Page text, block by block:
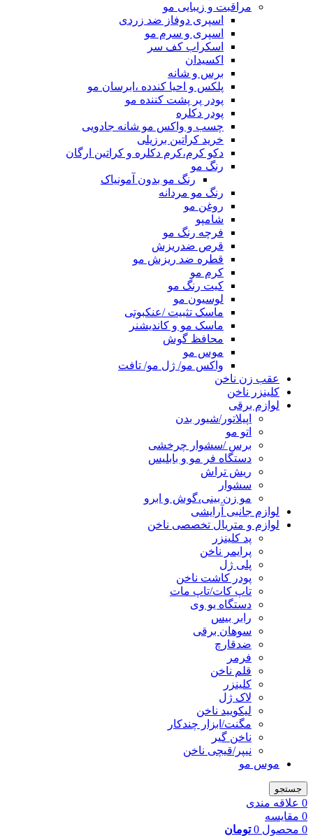
مراقبت و زیبایی مو
اسپری دوفاز ضد زردی
اسپری و سرم مو
اسکراب کف سر
اکسیدان
برس و شانه
پلکس و احیا کندده ،ابرسان مو
پودر پر پشت کننده مو
پودر دکلره
چسب و واکس مو شانه جادویی
خرید کراتین برزیلی
دکو کرم،کرم دکلره و کراتین ارگان
رنگ مو
رنگ مو بدون آمونیاک
رنگ مو مردانه
روغن مو
شامپو
فرچه رنگ مو
قرص ضدریزش
قطره ضد ریزش مو
کرم مو
کیت رنگ مو
لوسیون مو
ماسک تثبیت /عنکبوتی
ماسک مو و کاندیشنر
محافظ گوش
موس مو
واکس مو/ ژل مو/ تافت
عقب زن ناخن
کلینزر ناخن
لوازم برقی
اپیلاتور/شیور بدن
اتو مو
برس /سشوار چرخشی
دستگاه فر مو و بابلیس
ریش تراش
سشوار
مو زن بینی،گوش و ابرو
لوازم جانبی آرایشی
لوازم و متریال تخصصی ناخن
پد کلینزر
پرایمر ناخن
پلی ژل
پودر کاشت ناخن
تاپ کات/تاپ مات
دستگاه یو وی
رابر بیس
سوهان برقی
ضدقارچ
فرمر
قلم ناخن
کلینزر
لاک ژل
لیکوييد ناخن
مگنت/ابزار چندکار
ناخن گیر
نیپر/قیچی ناخن
موس مو
جستجو
0 علاقه مندی
0 مقایسه
0 محصول 0 تومان